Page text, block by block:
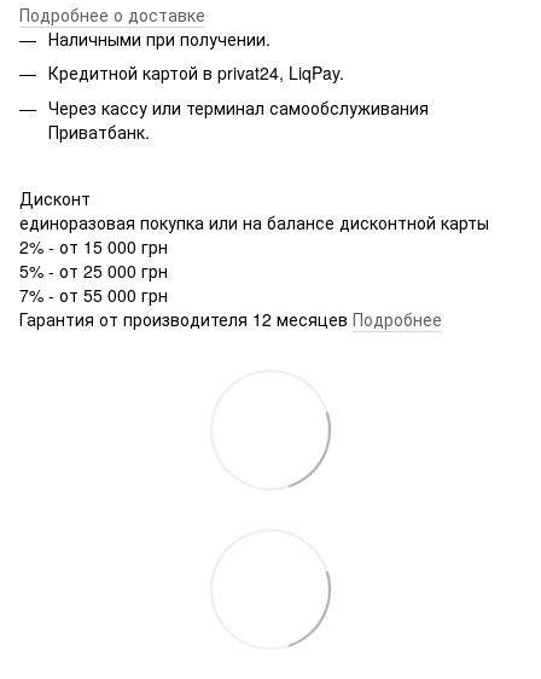
Подробнее о доставке
Наличными при получении.
Кредитной картой в privat24, LiqPay.
Через кассу или терминал самообслуживания
Приватбанк.
Дисконт
единоразовая покупка или на балансе дисконтной карты
2% - от 15 000 грн
5% - от 25 000 грн
7% - от 55 000 грн
Гарантия от производителя 12 месяцев Подробнее